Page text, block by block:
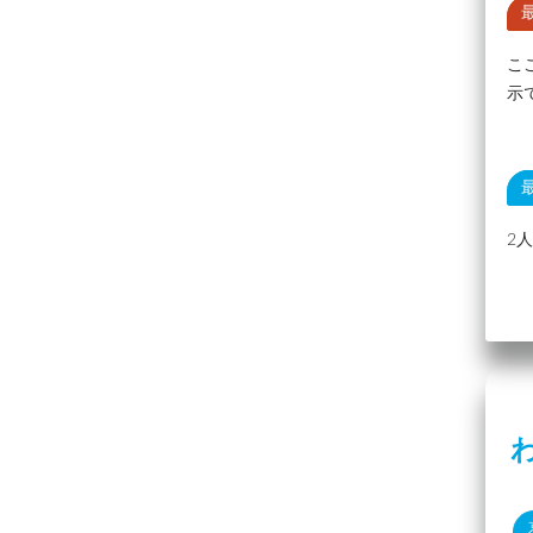
こ
示
2